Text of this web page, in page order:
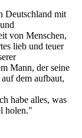
Deutschland mit
von Menschen,
lieb und teuer
Mann, der seine
dem aufbaut,
habe alles, was
holen."